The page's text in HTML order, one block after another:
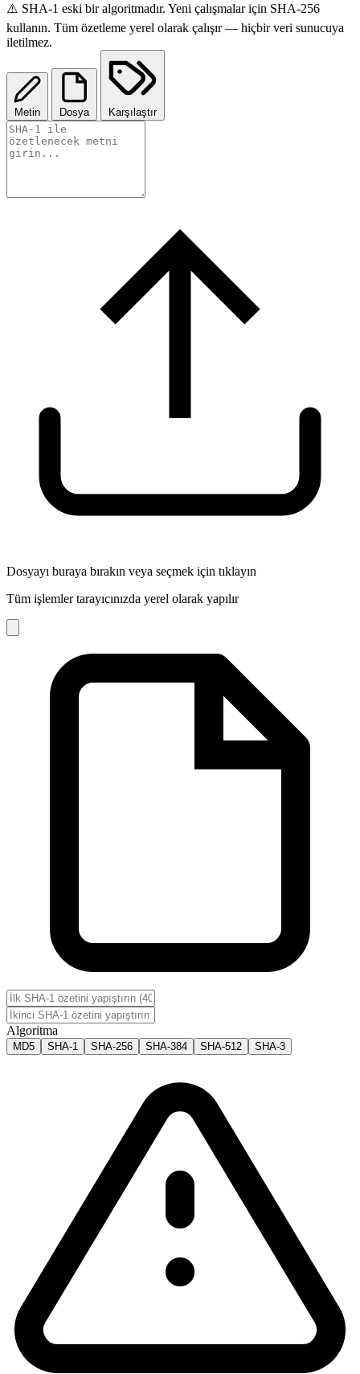
⚠️ SHA-1 eski bir algoritmadır. Yeni çalışmalar için SHA-256
kullanın. Tüm özetleme yerel olarak çalışır — hiçbir veri sunucuya
iletilmez.
Metin Dosya Karşılaştır
Dosyayı buraya bırakın veya seçmek için tıklayın
Tüm işlemler tarayıcınızda yerel olarak yapılır
Algoritma
MD5 SHA-1 SHA-256 SHA-384 SHA-512 SHA-3